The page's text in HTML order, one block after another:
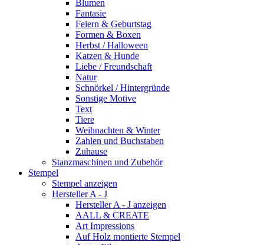
Blumen
Fantasie
Feiern & Geburtstag
Formen & Boxen
Herbst / Halloween
Katzen & Hunde
Liebe / Freundschaft
Natur
Schnörkel / Hintergründe
Sonstige Motive
Text
Tiere
Weihnachten & Winter
Zahlen und Buchstaben
Zuhause
Stanzmaschinen und Zubehör
Stempel
Stempel anzeigen
Hersteller A - J
Hersteller A - J anzeigen
AALL & CREATE
Art Impressions
Auf Holz montierte Stempel